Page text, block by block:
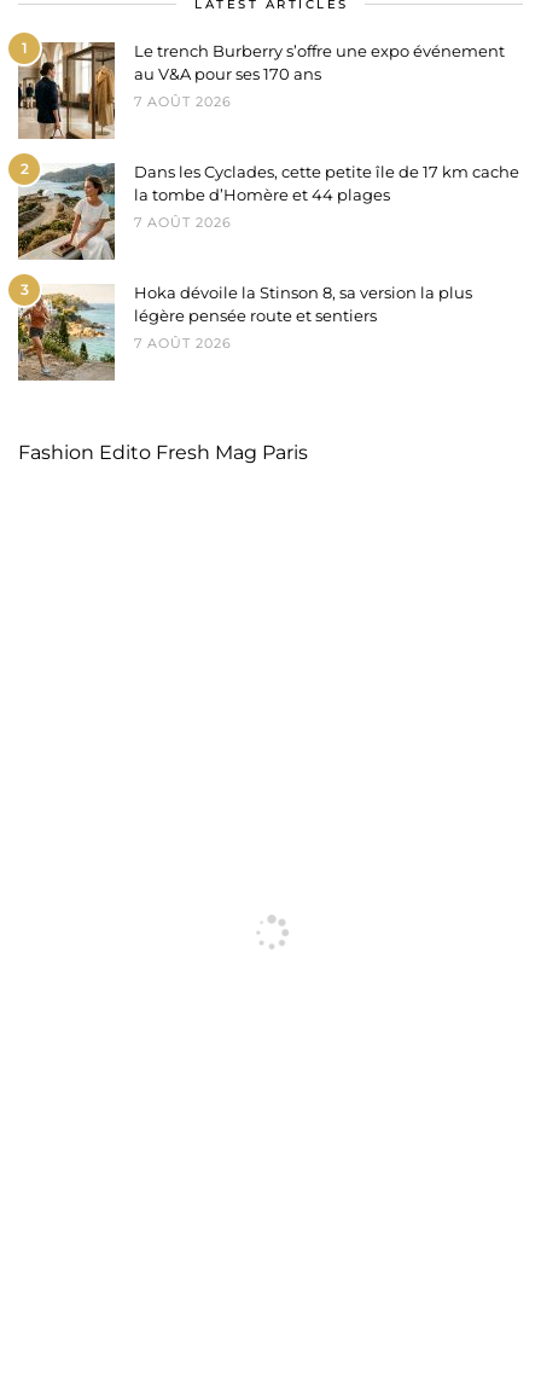
LATEST ARTICLES
1
Le trench Burberry s’offre une expo événement
au V&A pour ses 170 ans
7 AOÛT 2026
2
Dans les Cyclades, cette petite île de 17 km cache
la tombe d’Homère et 44 plages
7 AOÛT 2026
3
Hoka dévoile la Stinson 8, sa version la plus
légère pensée route et sentiers
7 AOÛT 2026
Fashion Edito Fresh Mag Paris